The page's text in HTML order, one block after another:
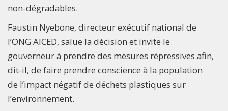
non-dégradables.
Faustin Nyebone, directeur exécutif national de
l’ONG AICED, salue la décision et invite le
gouverneur à prendre des mesures répressives afin,
dit-il, de faire prendre conscience à la population
de l’impact négatif de déchets plastiques sur
l’environnement.